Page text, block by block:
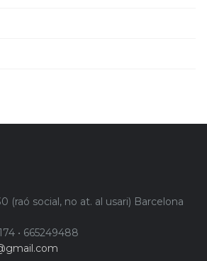
(raó social, no at. al usari) Barcelona
• 665249488